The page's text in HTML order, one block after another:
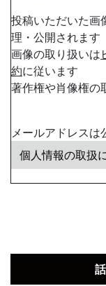
投稿いただいた画
理・公開されます
画像の取り扱いは
約に従います
著作権や肖像権の
メールアドレスは
個人情報の取扱